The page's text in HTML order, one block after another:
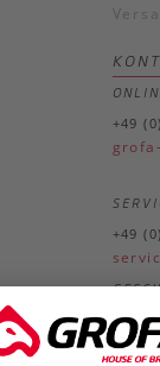
+49
+49
Mo.-
Do.